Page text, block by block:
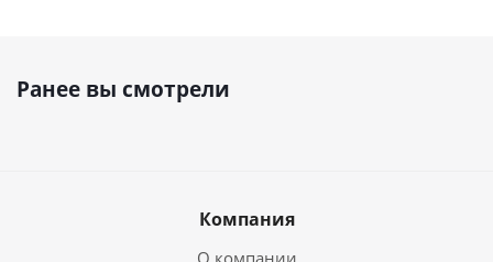
Ранее вы смотрели
Компания
О компании